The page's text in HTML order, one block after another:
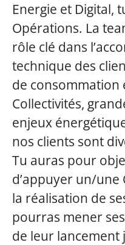
Energie et Digital,
Opérations. La
rôle clé dans
technique des
de consommation
Collectivités,
enjeux
nos clients sont
Tu auras pour
d’appuyer un/
la réalisation de
pourras mener
de leur lancement